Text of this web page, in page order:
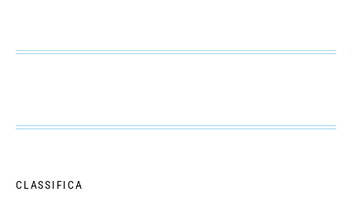
CLASSIFICA